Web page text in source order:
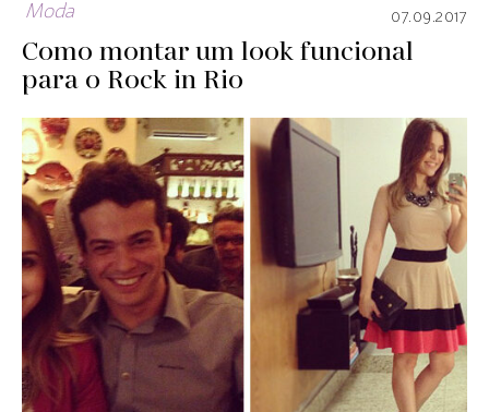
Moda 07.09.2017
Como montar um look funcional
para o Rock in Rio